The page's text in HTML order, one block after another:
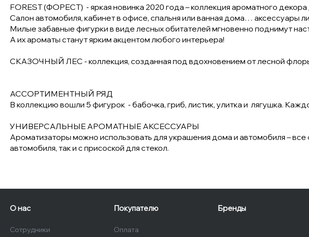
FOREST (ФОРЕСТ) - яркая новинка 2020 года – коллекция ароматного
Салон автомобиля, кабинет в офисе, спальня или ванная дома… аксессуары
Милые забавные фигурки в виде лесных обитателей мгновенно поднимут
А их ароматы станут ярким акцентом любого интерьера!
СКАЗОЧНЫЙ ЛЕС - коллекция, созданная под вдохновением от лесной
АССОРТИМЕНТНЫЙ РЯД
В коллекцию вошли 5 фигурок - бабочка, гриб, листик, улитка и лягушка.
УНИВЕРСАЛЬНЫЕ АРОМАТНЫЕ АКСЕССУАРЫ
Ароматизаторы можно использовать для украшения дома и автомобиля –
автомобиля, так и с присоской для стекол.
О нас
Сотрудники
Покупателю
Оплата
Бренды